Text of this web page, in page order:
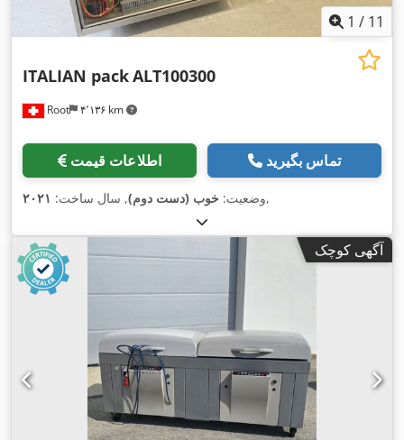
1 / 11
Root ۴٬۱۳۶ km
ITALIAN packALT100300
اطلاعات قیمت تماس بگیرید
وضعیت: خوب (دست دوم), سال ساخت: ۲۰۲۱ ,
آگهی کوچک